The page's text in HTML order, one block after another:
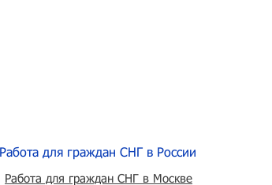
Работа для граждан СНГ в России
Работа для граждан СНГ в Москве